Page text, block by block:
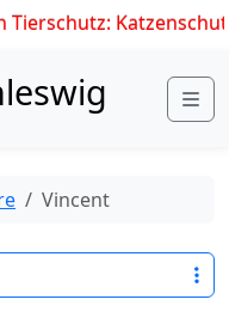
Tierschutz:
Vincent